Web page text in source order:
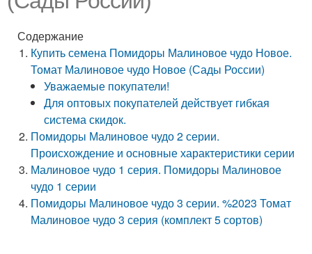
Содержание
Купить семена Помидоры Малиновое чудо Новое.
Томат Малиновое чудо Новое (Сады России)
Уважаемые покупатели!
Для оптовых покупателей действует гибкая
система скидок.
Помидоры Малиновое чудо 2 серии.
Происхождение и основные характеристики серии
Малиновое чудо 1 серия. Помидоры Малиновое
чудо 1 серии
Помидоры Малиновое чудо 3 серии. %2023 Томат
Малиновое чудо 3 серия (комплект 5 сортов)